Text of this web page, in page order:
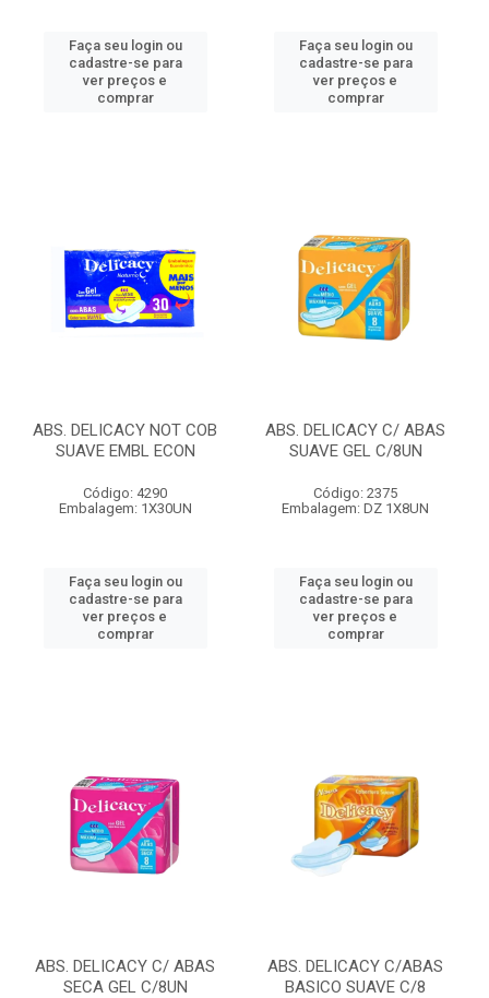
Faça seu login ou
cadastre-se para
ver preços e
comprar
Faça seu login ou
cadastre-se para
ver preços e
comprar
ABS. DELICACY NOT COB
SUAVE EMBL ECON
Código: 4290
Embalagem: 1X30UN
Faça seu login ou
cadastre-se para
ver preços e
comprar
ABS. DELICACY C/ ABAS
SUAVE GEL C/8UN
Código: 2375
Embalagem: DZ 1X8UN
Faça seu login ou
cadastre-se para
ver preços e
comprar
ABS. DELICACY C/ ABAS
SECA GEL C/8UN
ABS. DELICACY C/ABAS
BASICO SUAVE C/8